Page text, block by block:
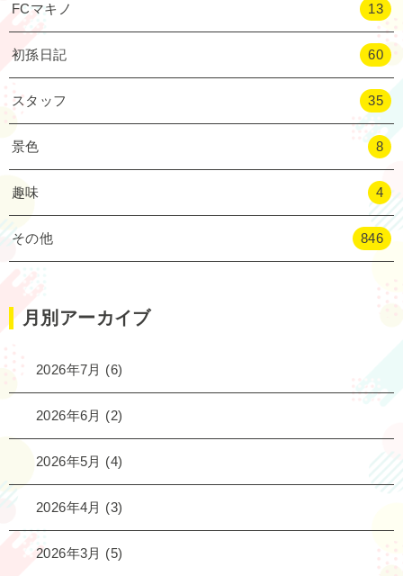
FCマキノ 13
初孫日記 60
スタッフ 35
景色 8
趣味 4
その他 846
月別アーカイブ
2026年7月 (6)
2026年6月 (2)
2026年5月 (4)
2026年4月 (3)
2026年3月 (5)